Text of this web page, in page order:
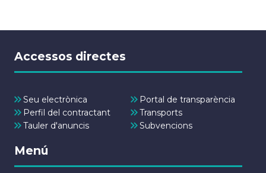
Accessos directes
Seu electrònica
Portal de transparència
Perfil del contractant
Transports
Tauler d'anuncis
Subvencions
Menú